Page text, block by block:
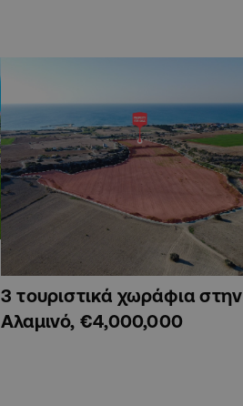
3 τουριστικά χωράφια στην
Αλαμινό, €4,000,000